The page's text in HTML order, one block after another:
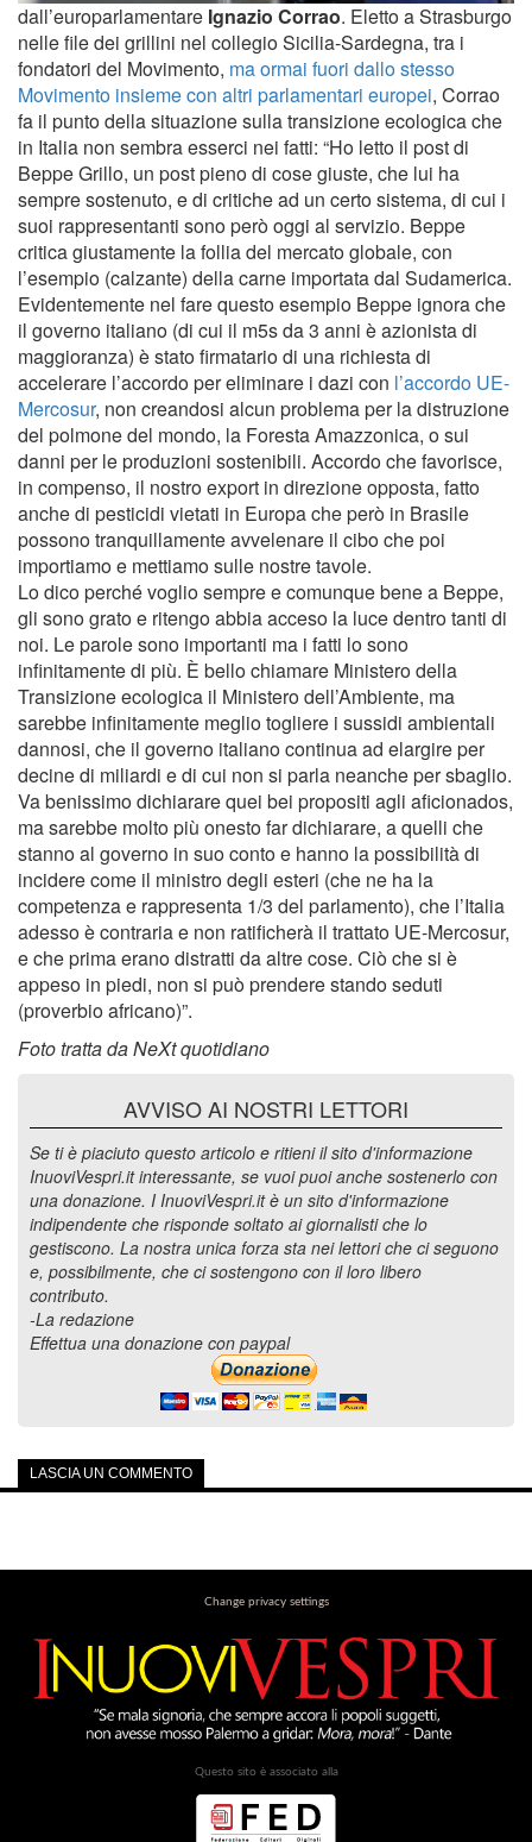
dall’europarlamentare Ignazio Corrao. Eletto a Strasburgo
nelle file dei grillini nel collegio Sicilia-Sardegna, tra i
fondatori del Movimento, ma ormai fuori dallo stesso
Movimento insieme con altri parlamentari europei, Corrao
fa il punto della situazione sulla transizione ecologica che
in Italia non sembra esserci nei fatti: “Ho letto il post di
Beppe Grillo, un post pieno di cose giuste, che lui ha
sempre sostenuto, e di critiche ad un certo sistema, di cui i
suoi rappresentanti sono però oggi al servizio. Beppe
critica giustamente la follia del mercato globale, con
l’esempio (calzante) della carne importata dal Sudamerica.
Evidentemente nel fare questo esempio Beppe ignora che
il governo italiano (di cui il m5s da 3 anni è azionista di
maggioranza) è stato firmatario di una richiesta di
accelerare l’accordo per eliminare i dazi con l’accordo UE-
Mercosur, non creandosi alcun problema per la distruzione
del polmone del mondo, la Foresta Amazzonica, o sui
danni per le produzioni sostenibili. Accordo che favorisce,
in compenso, il nostro export in direzione opposta, fatto
anche di pesticidi vietati in Europa che però in Brasile
possono tranquillamente avvelenare il cibo che poi
importiamo e mettiamo sulle nostre tavole.
Lo dico perché voglio sempre e comunque bene a Beppe,
gli sono grato e ritengo abbia acceso la luce dentro tanti di
noi. Le parole sono importanti ma i fatti lo sono
infinitamente di più. È bello chiamare Ministero della
Transizione ecologica il Ministero dell’Ambiente, ma
sarebbe infinitamente meglio togliere i sussidi ambientali
dannosi, che il governo italiano continua ad elargire per
decine di miliardi e di cui non si parla neanche per sbaglio.
Va benissimo dichiarare quei bei propositi agli aficionados,
ma sarebbe molto più onesto far dichiarare, a quelli che
stanno al governo in suo conto e hanno la possibilità di
incidere come il ministro degli esteri (che ne ha la
competenza e rappresenta 1/3 del parlamento), che l’Italia
adesso è contraria e non ratificherà il trattato UE-Mercosur,
e che prima erano distratti da altre cose. Ciò che si è
appeso in piedi, non si può prendere stando seduti
(proverbio africano)”.
Foto tratta da NeXt quotidiano
AVVISO AI NOSTRI LETTORI
Se ti è piaciuto questo articolo e ritieni il sito d'informazione
InuoviVespri.it interessante, se vuoi puoi anche sostenerlo con
una donazione. I InuoviVespri.it è un sito d'informazione
indipendente che risponde soltato ai giornalisti che lo
gestiscono. La nostra unica forza sta nei lettori che ci seguono
e, possibilmente, che ci sostengono con il loro libero
contributo.
-La redazione
Effettua una donazione con paypal
LASCIA UN COMMENTO
Change privacy settings
Questo sito è associato alla